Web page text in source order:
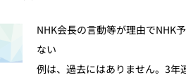
NHK会長の言動等が理由でNHK
ない
例は、過去にはありません。3年